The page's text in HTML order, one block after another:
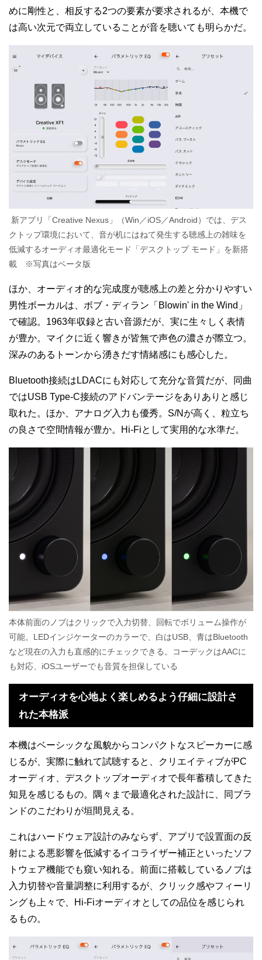
めに剛性と、相反する2つの要素が要求されるが、本機で
は高い次元で両立していることが音を聴いても明らかだ。
新アプリ「Creative Nexus」（Win／iOS／Android）では、デス
クトップ環境において、音が机にはねて発生する聴感上の雑味を
低減するオーディオ最適化モード「デスクトップ モード」を新搭
載 ※写真はベータ版
ほか、オーディオ的な完成度が聴感上の差と分かりやすい
男性ボーカルは、ボブ・ディラン「Blowin' in the Wind」
で確認。1963年収録と古い音源だが、実に生々しく表情
が豊か。マイクに近く響きが皆無で声色の濃さが際立つ。
深みのあるトーンから湧きだす情緒感にも感心した。
Bluetooth接続はLDACにも対応して充分な音質だが、同曲
ではUSB Type-C接続のアドバンテージをありありと感じ
取れた。ほか、アナログ入力も優秀。S/Nが高く、粒立ち
の良さで空間情報が豊か。Hi-Fiとして実用的な水準だ。
本体前面のノブはクリックで入力切替、回転でボリューム操作が
可能。LEDインジケーターのカラーで、白はUSB、青はBluetooth
など現在の入力も直感的にチェックできる。コーデックはAACに
も対応、iOSユーザーでも音質を担保している
オーディオを心地よく楽しめるよう仔細に設計さ
れた本格派
本機はベーシックな風貌からコンパクトなスピーカーに感
じるが、実際に触れて試聴すると、クリエイティブがPC
オーディオ、デスクトップオーディオで長年蓄積してきた
知見を感じるもの。隅々まで最適化された設計に、同ブラ
ンドのこだわりが垣間見える。
これはハードウェア設計のみならず、アプリで設置面の反
射による悪影響を低減するイコライザー補正といったソフ
トウェア機能でも窺い知れる。前面に搭載しているノブは
入力切替や音量調整に利用するが、クリック感やフィーリ
ングも上々で、Hi-Fiオーディオとしての品位を感じられ
るもの。